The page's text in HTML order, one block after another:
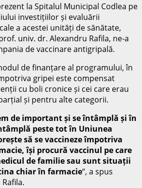
la Spitalul Municipal Codlea pe
investițiilor și evaluării
a acestei unități de sănătate,
univ. dr. Alexandru Rafila, ne-a
de vaccinare antigripală.
de finanțare al programului, în
gripei este compensat
cu boli cronice și cei care erau
și pentru alte categorii.
de important și se întâmplă și în
peste tot în Uniunea
să se vaccineze împotriva
își procură vaccinul pe care
de familie sau sunt situații
chiar în farmacie“, a spus